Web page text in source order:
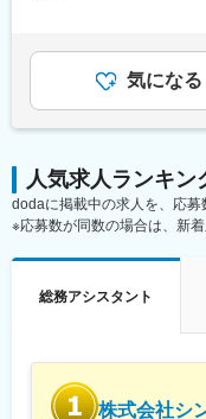
【◇これからの
建築工事に関わる
向上を目指す「鹿
たロボット技術の
建設機械が自動運
じめてダム現場で
また、協力会社か
あるという考えが
よくいわれています
変更の範囲：会社
■業務詳細：
・建設現場事務所
・近隣渉外対応（
・経理精算対応
・工事契約内容の
・工事費他の支払
■募集背景：
・資格を生かして
ません。■昇給：
でも目安の金額で
す。月給(月額)は
気になる
人気求人ランキン
dodaに掲載中の求人を、応募
※応募数が同数の場合は、新着
総務アシスタント
株式会社シ